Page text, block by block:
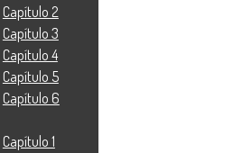
Capítulo 2
Capítulo 3
Capítulo 4
Capítulo 5
Capítulo 6
Capítulo 1